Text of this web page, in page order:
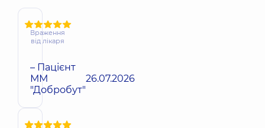
Враження
від лікаря
– Пацієнт
ММ
"Добробут"
26.07.2026